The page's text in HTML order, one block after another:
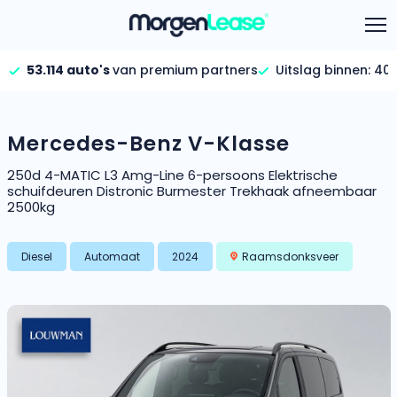
53.114 auto'svan premium partners Uitslag binnen: 40
Gehele aanbod
Bekijk volledig aanbod
Bekijk alle gezinsauto’s
Hele aanbod
Bekijk alle stadsauto’s
EV’s/Hybrides
Bekijk alle electrische auto’s
Hoeveel kan ik lenen?
Calculator
Offerte vergelijken
Wij geven jou een betere deal
Informatie
Gehele FAQ’s
Bekijk volledige FAQ’s
Mercedes-Benz V-Klasse
250d 4-MATIC L3 Amg-Line 6-persoons Elektrische
schuifdeuren Distronic Burmester Trekhaak afneembaar
2500kg
Diesel Automaat 2024 Raamsdonksveer